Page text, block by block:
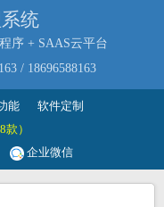
统
序 + SAAS云平台
/ 18696588163
能
软件定制
）
企业微信